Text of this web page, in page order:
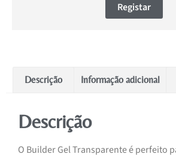
Registar
Descrição Informação adicional
Descrição
O Builder Gel Transparente é perfeito